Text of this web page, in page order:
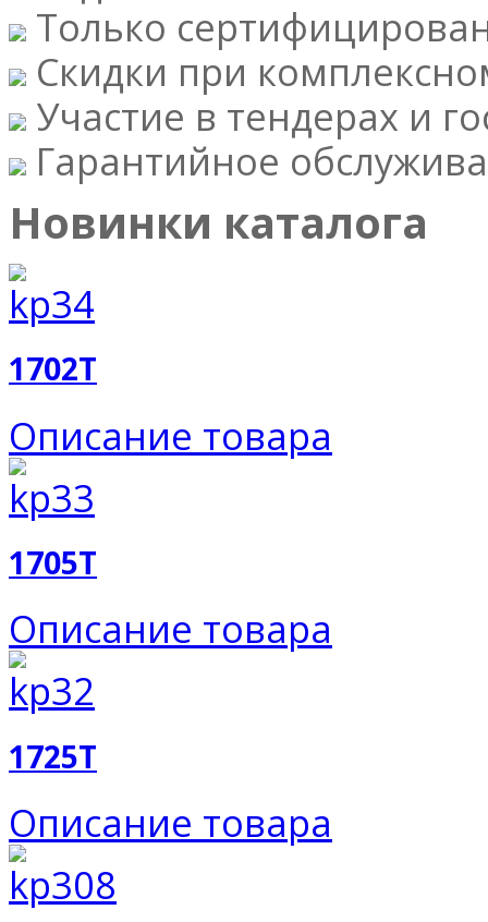
Только
Скидки при
Участие в тендерах и
Гарантийное
Новинки каталога
1702T
Описание товара
1705T
Описание товара
1725T
Описание товара